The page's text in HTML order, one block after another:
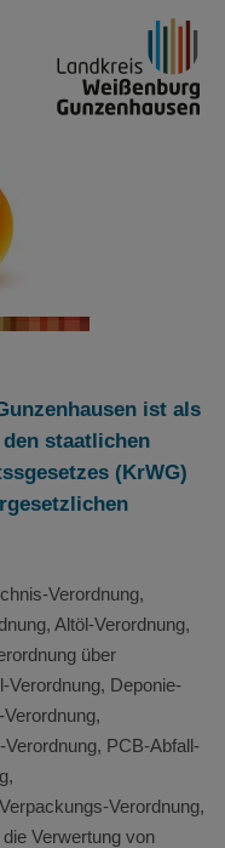
ist als
staatlichen
(KrWG)
Verordnung,
Altöl-Verordnung,
über
Verordnung, Deponie-
PCB-Abfall-
Verordnung,
Verwertung von